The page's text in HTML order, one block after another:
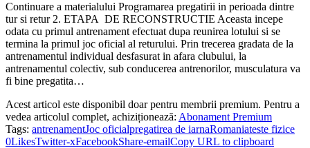
Continuare a materialului Programarea pregatirii in perioada dintre
tur si retur 2. ETAPA DE RECONSTRUCTIE Aceasta incepe
odata cu primul antrenament efectuat dupa reunirea lotului si se
termina la primul joc oficial al returului. Prin trecerea gradata de la
antrenamentul individual desfasurat in afara clubului, la
antrenamentul colectiv, sub conducerea antrenorilor, musculatura va
fi bine pregatita…
Acest articol este disponibil doar pentru membrii premium. Pentru a
vedea articolul complet, achiziționează: Abonament Premium
Tags: antrenamentJoc oficialpregatirea de iarnaRomaniateste fizice
0LikesTwitter-xFacebookShare-emailCopy URL to clipboard